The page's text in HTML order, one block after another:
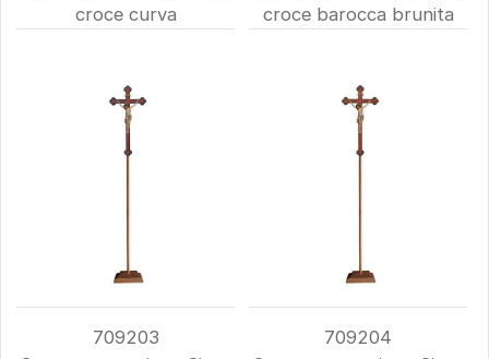
croce curva
croce barocca brunita
709203
709204